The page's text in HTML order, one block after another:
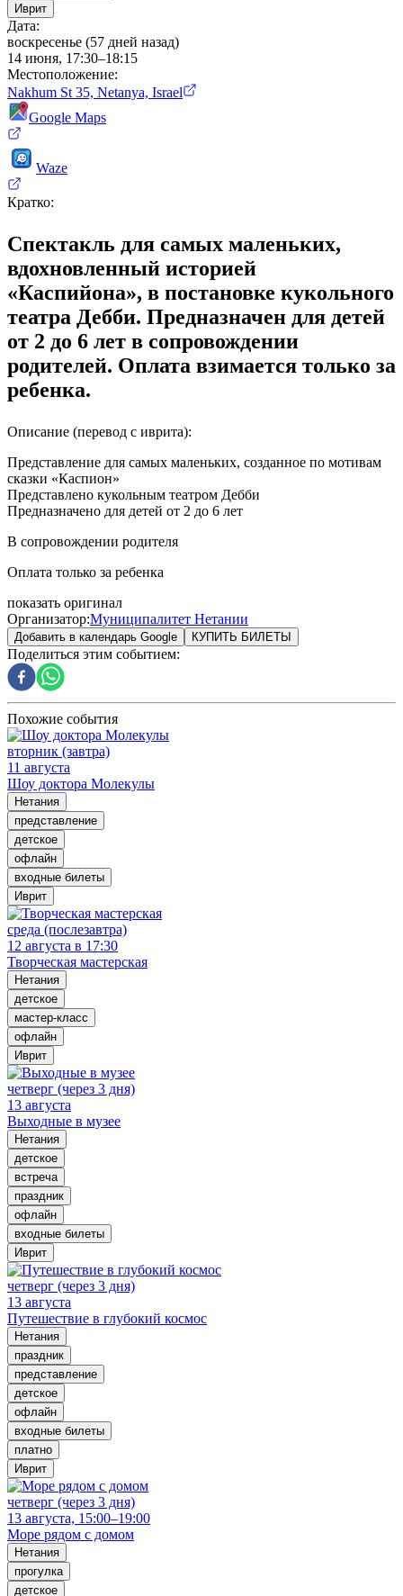
Иврит
Дата:
воскресенье (57 дней назад)
14 июня, 17:30–18:15
Местоположение:
Nakhum St 35, Netanya, Israel
Google Maps
Waze
Кратко:
Спектакль для самых маленьких,
вдохновленный историей
«Каспийона», в постановке кукольного
театра Дебби. Предназначен для детей
от 2 до 6 лет в сопровождении
родителей. Оплата взимается только за
ребенка.
Описание (перевод с иврита):
Представление для самых маленьких, созданное по мотивам
сказки «Каспион»
Представлено кукольным театром Дебби
Предназначено для детей от 2 до 6 лет
В сопровождении родителя
Оплата только за ребенка
показать оригинал
Организатор:Муниципалитет Нетании
Добавить в календарь Google КУПИТЬ БИЛЕТЫ
Поделиться этим событием:
Похожие события
вторник (завтра)
11 августа
Шоу доктора Молекулы
Нетания
представление
детское
офлайн
входные билеты
Иврит
среда (послезавтра)
12 августа в 17:30
Творческая мастерская
Нетания
детское
мастер-класс
офлайн
Иврит
четверг (через 3 дня)
13 августа
Выходные в музее
Нетания
детское
встреча
праздник
офлайн
входные билеты
Иврит
четверг (через 3 дня)
13 августа
Путешествие в глубокий космос
Нетания
праздник
представление
детское
офлайн
входные билеты
платно
Иврит
четверг (через 3 дня)
13 августа, 15:00–19:00
Море рядом с домом
Нетания
прогулка
детское